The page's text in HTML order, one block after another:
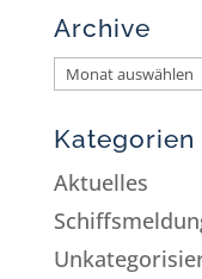
Archive
Kategorien
Aktuelles